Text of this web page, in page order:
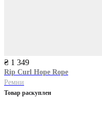
₴ 1 349
Rip Curl Hope Rope
Ремни
Товар раскуплен